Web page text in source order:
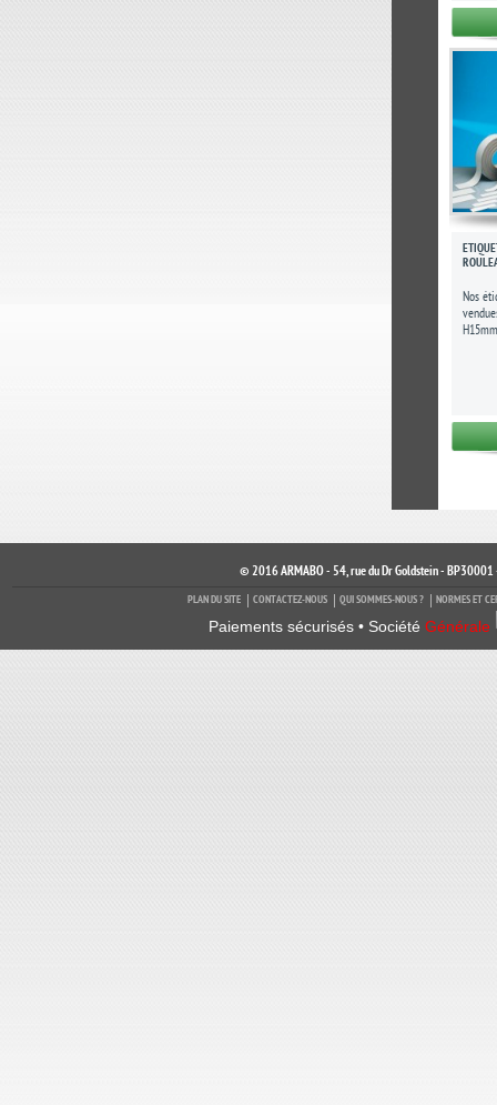
Nos
© 2016 ARMABO - 54, rue du Dr Goldstein -
PLAN DU SITE CONTACTEZ-NOUS QUI SOMMES-NOUS ? NORMES ET
Paiements sécurisés • SociétéGénérale